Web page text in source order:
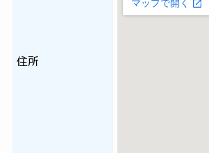
住所